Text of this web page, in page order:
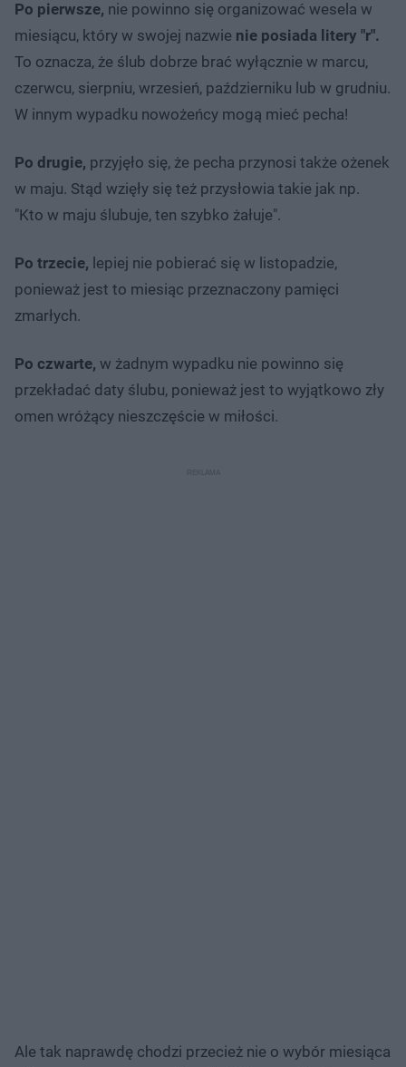
Po pierwsze, nie powinno się organizować wesela w
miesiącu, który w swojej nazwie nie posiada litery "r".
To oznacza, że ślub dobrze brać wyłącznie w marcu,
czerwcu, sierpniu, wrzesień, październiku lub w grudniu.
W innym wypadku nowożeńcy mogą mieć pecha!
Po drugie, przyjęło się, że pecha przynosi także ożenek
w maju. Stąd wzięły się też przysłowia takie jak np.
"Kto w maju ślubuje, ten szybko żałuje".
Po trzecie, lepiej nie pobierać się w listopadzie,
ponieważ jest to miesiąc przeznaczony pamięci
zmarłych.
Po czwarte, w żadnym wypadku nie powinno się
przekładać daty ślubu, ponieważ jest to wyjątkowo zły
omen wróżący nieszczęście w miłości.
Ale tak naprawdę chodzi przecież nie o wybór miesiąca